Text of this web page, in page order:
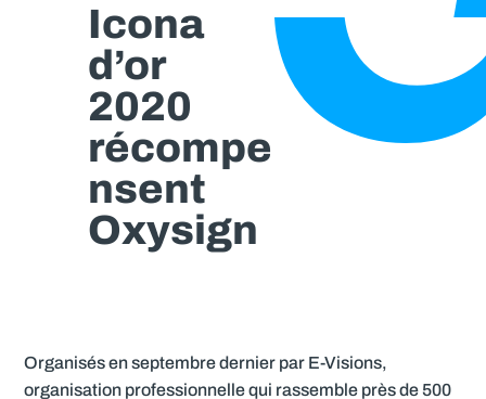
Icona
d’or
2020
récompe
nsent
Oxysign
Organisés en septembre dernier par E-Visions,
organisation professionnelle qui rassemble près de 500